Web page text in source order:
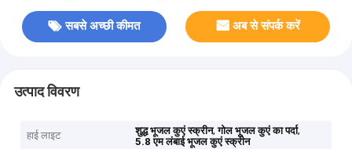
सबसे अच्छी कीमत अब से संपर्क करें
उत्पाद विवरण
हाई लाइट शुद्ध भूजल कुएं स्क्रीन,गोल भूजल कुएं का पर्दा,
5.8 एम लंबाई भूजल कुएं स्क्रीन